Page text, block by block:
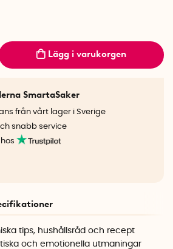
Lägg i varukorgen
SmartaSaker
från vårt lager i Sverige
snabb service
tips, hushållsråd och recept
och emotionella utmaningar